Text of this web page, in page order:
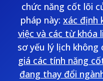
chức năng cốt lõi
pháp này: xác định
việc và các từ khóa
sơ yếu lý lịch
giá các tính năng
đang thay đổi